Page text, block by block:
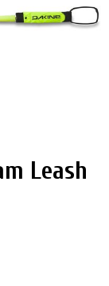
Leash